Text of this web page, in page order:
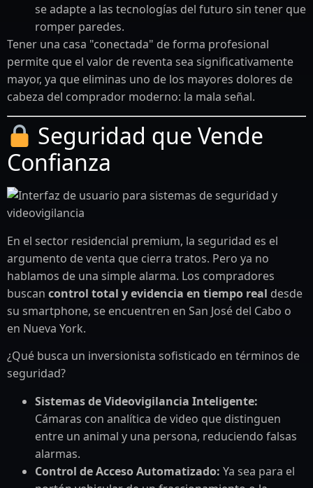
se adapte a las tecnologías del futuro sin tener que
romper paredes.
Tener una casa "conectada" de forma profesional
permite que el valor de reventa sea significativamente
mayor, ya que eliminas uno de los mayores dolores de
cabeza del comprador moderno: la mala señal.
Seguridad que Vende
Confianza
En el sector residencial premium, la seguridad es el
argumento de venta que cierra tratos. Pero ya no
hablamos de una simple alarma. Los compradores
buscan control total y evidencia en tiempo real desde
su smartphone, se encuentren en San José del Cabo o
en Nueva York.
¿Qué busca un inversionista sofisticado en términos de
seguridad?
Sistemas de Videovigilancia Inteligente:
Cámaras con analítica de video que distinguen
entre un animal y una persona, reduciendo falsas
alarmas.
Control de Acceso Automatizado: Ya sea para el